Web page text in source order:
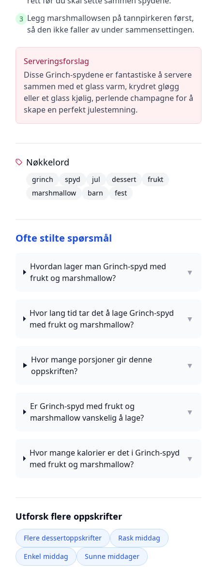
3 Legg marshmallowsen på tannpirkeren først,
så den ikke faller av under sammensettingen.
Serveringsforslag
Disse Grinch-spydene er fantastiske å servere
sammen med et glass varm, krydret gløgg
eller et glass kjølig, perlende champagne for å
skape en perfekt julestemning.
Nøkkelord
grinch spyd jul dessert
frukt
marshmallow
barn fest
Ofte stilte spørsmål
Hvordan lager man Grinch-spyd med
frukt og marshmallow?
▼
Hvor lang tid tar det å lage Grinch-spyd
med frukt og marshmallow?
▼
Hvor mange porsjoner gir denne
oppskriften?
▼
Er Grinch-spyd med frukt og
marshmallow vanskelig å lage?
▼
Hvor mange kalorier er det i Grinch-spyd
med frukt og marshmallow?
▼
Utforsk flere oppskrifter
Flere dessertoppskrifter
Rask middag
Enkel middag
Sunne middager